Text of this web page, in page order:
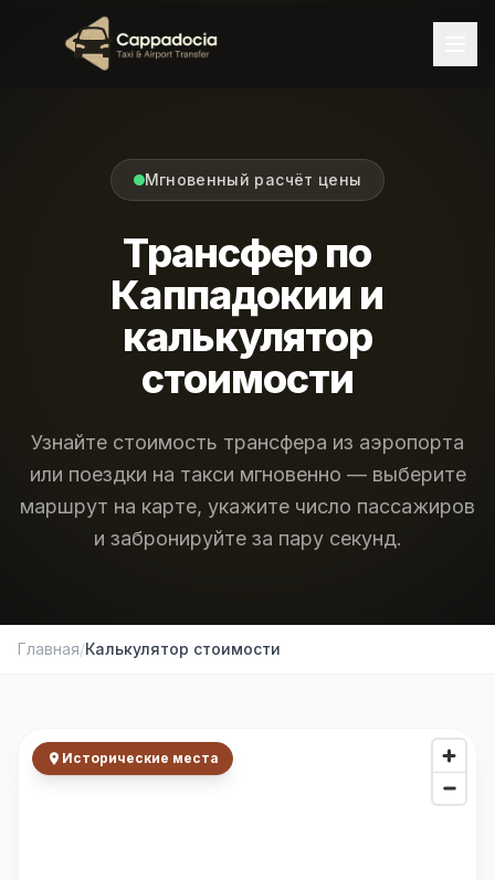
Мгновенный расчёт цены
Трансфер по
Каппадокии и
калькулятор
стоимости
Узнайте стоимость трансфера из аэропорта
или поездки на такси мгновенно — выберите
маршрут на карте, укажите число пассажиров
и забронируйте за пару секунд.
Главная/Калькулятор стоимости
Исторические места